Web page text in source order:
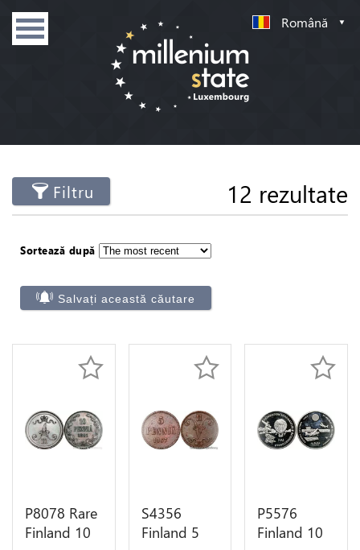
Română
Filtru 12 rezultate
Sortează după
Salvați această căutare
P8078 Rare
Finland 10
S4356
Finland 5
P5576
Finland 10